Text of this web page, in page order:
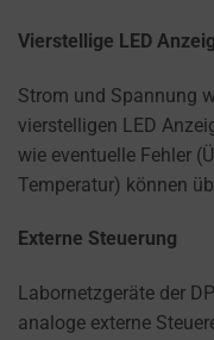
Vierstellige LED
Strom und Spannung
vierstelligen LED
wie eventuelle Fehler
Temperatur) können
Externe Steuerung
Labornetzgeräte der
analoge externe
uses
cookies
and
collects
you
refer